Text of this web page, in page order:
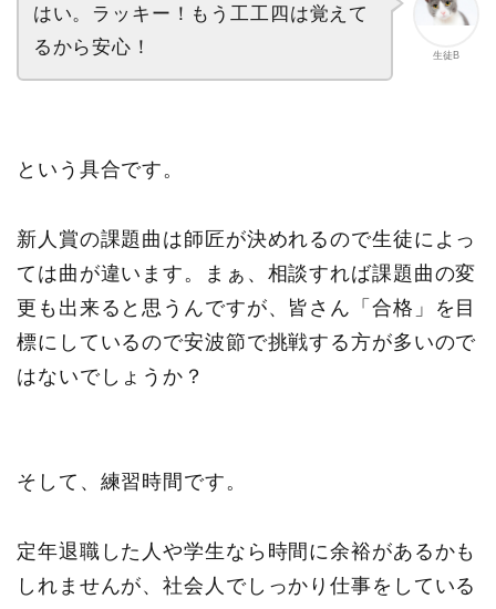
生徒B
はい。ラッキー！もう工工四は覚えて
るから安心！
という具合です。
新人賞の課題曲は師匠が決めれるので生徒によっ
ては曲が違います。まぁ、相談すれば課題曲の変
更も出来ると思うんですが、皆さん「合格」を目
標にしているので安波節で挑戦する方が多いので
はないでしょうか？
そして、練習時間です。
定年退職した人や学生なら時間に余裕があるかも
しれませんが、社会人でしっかり仕事をしている